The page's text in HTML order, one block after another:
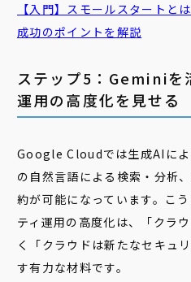
【入門】スモールスタートと
成功のポイントを解説
ステップ5：Geminiを
運用の高度化を見せる
Google Cloudでは生成AIによ
の自然言語による検索・分析
約が可能になっています。こ
ティ運用の高度化は、「クラ
く「クラウドは新たなセキュ
す有力な材料です。